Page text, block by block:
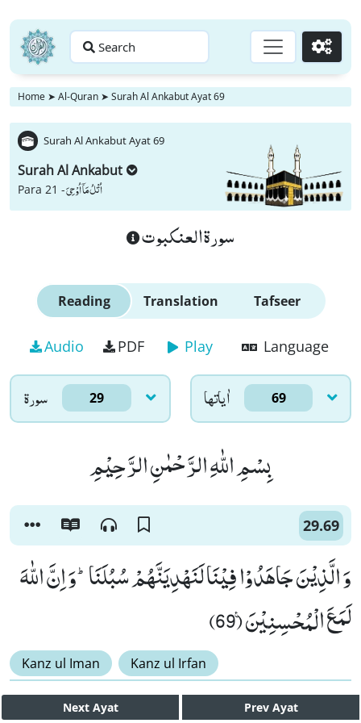
Search Go
Home ➤ Al-Quran ➤ Surah Al Ankabut Ayat 69
Surah Al Ankabut Ayat 69
Surah Al Ankabut
Para 21 -اُتْلُ مَاۤ اُوْحِیَ
سورة العنكبوت
Reading Translation Tafseer
Audio PDF Play Language
سورۃ 29 اٰياتها 69
بِسْمِ اللّٰهِ الرَّحْمٰنِ الرَّحِیْمِ
29.69
وَ الَّذِیْنَ جَاهَدُوْا فِیْنَا لَنَهْدِیَنَّهُمْ سُبُلَنَاؕ-وَ اِنَّ اللّٰهَ
لَمَعَ الْمُحْسِنِیْنَ۠ (69)
Kanz ul Iman Kanz ul Irfan
Next Ayat Prev Ayat